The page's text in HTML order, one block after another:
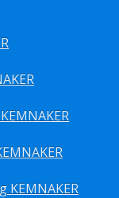
KEMNAKER